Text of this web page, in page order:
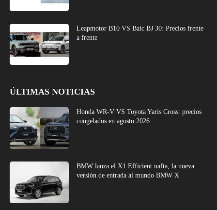
Leapmotor B10 VS Baic BJ 30: Precios frente
a frente
ÚLTIMAS NOTICIAS
Honda WR-V VS Toyota Yaris Cross: precios
congelados en agosto 2026
BMW lanza el X1 Efficient nafta, la nueva
versión de entrada al mundo BMW X